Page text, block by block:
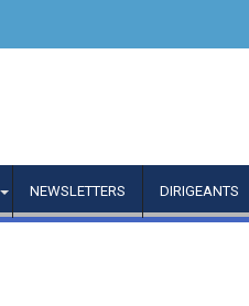
NEWSLETTERS DIRIGEANTS